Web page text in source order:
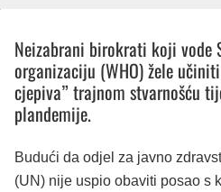
Neizabrani birokrati koji vode
organizaciju (WHO) žele
cjepiva” trajnom stvarnošću
plandemije.
Budući da odjel za javno
(UN) nije uspio obaviti posao s